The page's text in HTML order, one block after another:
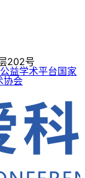
202号
益学术平台国家
协会